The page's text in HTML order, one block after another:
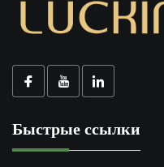
Быстрые ссылки